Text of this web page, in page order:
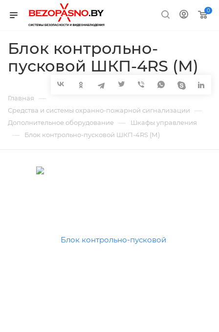
0
Блок контрольно-
пусковой ШКП-4RS (М)
Главная —
Средства и системы охранно-пожарной сигнализации —
Дополнительное оборудование — Шкафы управления
— Блок контрольно-пусковой ШКП-4RS (М)